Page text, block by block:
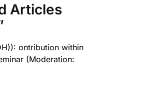
Articles
ontribution within
(Moderation: